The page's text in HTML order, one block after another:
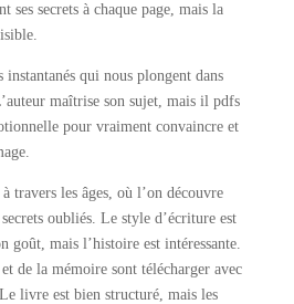
ses secrets à chaque page, mais la
instantanés qui nous plongent dans
maîtrise son sujet, mais il pdfs
pour vraiment convaincre et
travers les âges, où l’on découvre
secrets oubliés. Le style d’écriture est
goût, mais l’histoire est intéressante.
de la mémoire sont télécharger avec
livre est bien structuré, mais les